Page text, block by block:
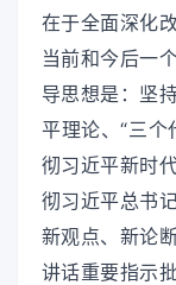
在于全面深化
当前和今后一
导思想是：坚
平理论、“三个
彻习近平新时
彻习近平总书
新观点、新论
讲话重要指示